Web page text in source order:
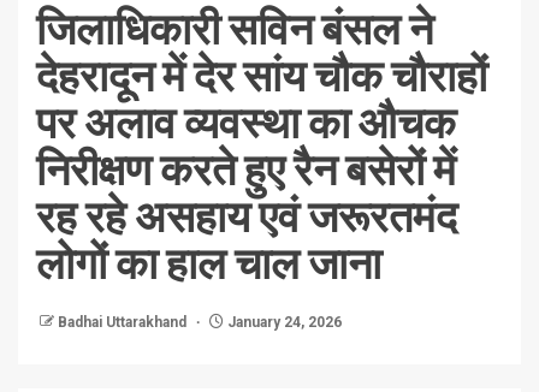
जिलाधिकारी सविन बंसल ने
देहरादून में देर सांय चौक चौराहों
पर अलाव व्यवस्था का औचक
निरीक्षण करते हुए रैन बसेरों में
रह रहे असहाय एवं जरूरतमंद
लोगों का हाल चाल जाना
Badhai Uttarakhand January 24, 2026